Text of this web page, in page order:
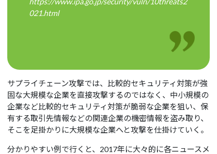
021.html
サプライチェーン攻撃では、比較的セキュリティ対策が強
固な大規模な企業を直接攻撃するのではなく、中小規模の
企業など比較的セキュリティ対策が脆弱な企業を狙い、保
有する取引先情報などの関連企業の機密情報を盗み取り、
そこを足掛かりに大規模な企業へと攻撃を仕掛けていく。
分かりやすい例で行くと、2017年に大々的に各ニュースメ